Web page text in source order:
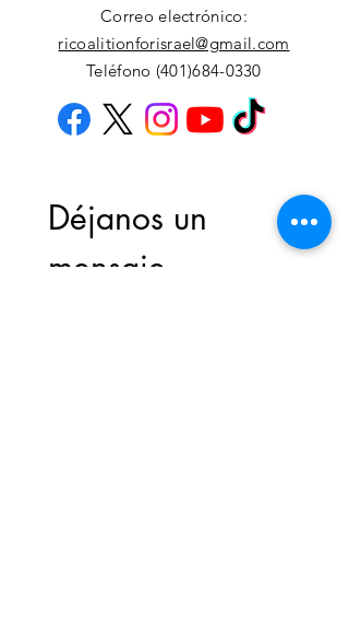
Correo electrónico:
ricoalitionforisrael@gmail.com
Teléfono (401)684-0330
Déjanos un
mensaje